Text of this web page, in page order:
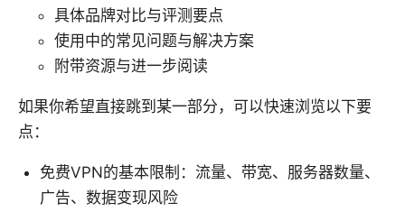
具体品牌对比与评测要点
使用中的常见问题与解决方案
附带资源与进一步阅读
如果你希望直接跳到某一部分，可以快速浏览以下要
点：
免费VPN的基本限制：流量、带宽、服务器数量、
广告、数据变现风险